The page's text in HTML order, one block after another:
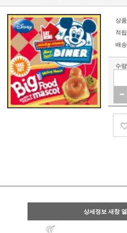
상
적
배
수량
상세정보 새창